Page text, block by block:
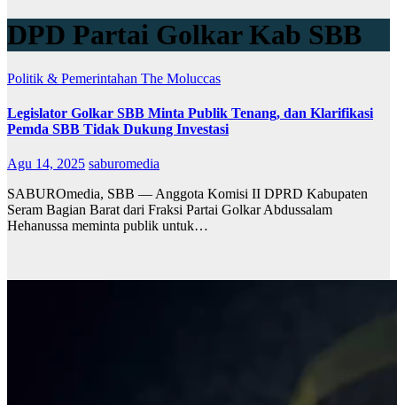
DPD Partai Golkar Kab SBB
Politik & Pemerintahan The Moluccas
Legislator Golkar SBB Minta Publik Tenang, dan Klarifikasi
Pemda SBB Tidak Dukung Investasi
Agu 14, 2025 saburomedia
SABUROmedia, SBB — Anggota Komisi II DPRD Kabupaten
Seram Bagian Barat dari Fraksi Partai Golkar Abdussalam
Hehanussa meminta publik untuk…